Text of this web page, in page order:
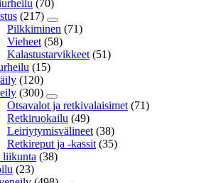
(70)
(217)
Pilkkiminen (71)
Vieheet (58)
Kalastustarvikkeet (51)
(15)
(120)
(300)
Otsavalot ja retkivalaisimet (71)
Retkiruokailu (49)
Leiriytymisvälineet (38)
Retkireput ja -kassit (35)
liikunta (38)
(23)